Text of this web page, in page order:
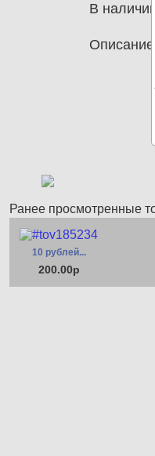
В наличии
Описание
Ранее просмотренные
10 рублей...
200.00р